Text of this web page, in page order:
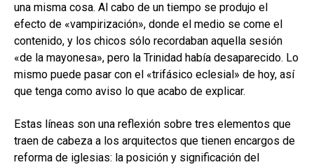
una misma cosa. Al cabo de un tiempo se produjo el
efecto de «vampirización», donde el medio se come el
contenido, y los chicos sólo recordaban aquella sesión
«de la mayonesa», pero la Trinidad había desaparecido. Lo
mismo puede pasar con el «trifásico eclesial» de hoy, así
que tenga como aviso lo que acabo de explicar.
Estas líneas son una reflexión sobre tres elementos que
traen de cabeza a los arquitectos que tienen encargos de
reforma de iglesias: la posición y significación del